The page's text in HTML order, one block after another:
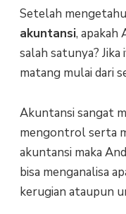
Setelah
akuntansi, apakah
salah satunya? Jika
matang mulai dari
Akuntansi sangat
mengontrol serta
akuntansi maka
bisa menganalisa
kerugian ataupun